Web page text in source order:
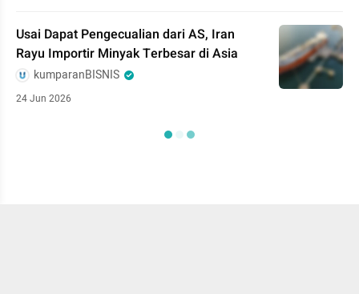
Usai Dapat Pengecualian dari AS, Iran
Rayu Importir Minyak Terbesar di Asia
kumparanBISNIS
24 Jun 2026